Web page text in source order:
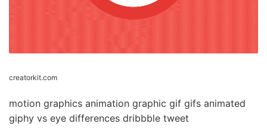
creatorkit.com
motion graphics animation graphic gif gifs animated
giphy vs eye differences dribbble tweet